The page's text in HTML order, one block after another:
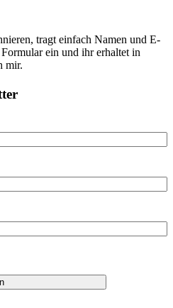
tragt einfach Namen und E-
ein und ihr erhaltet in
mir.